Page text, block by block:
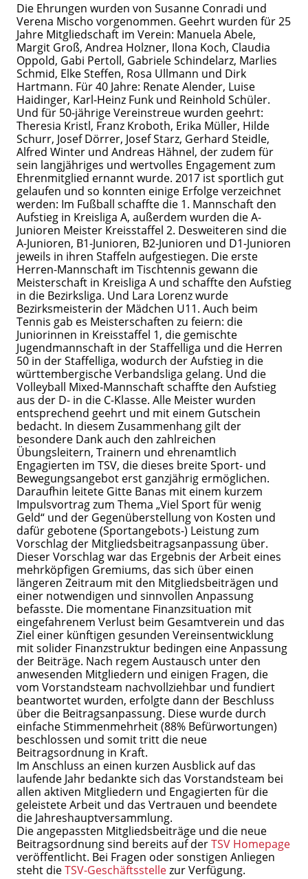
Die Ehrungen wurden von Susanne Conradi und
Verena Mischo vorgenommen. Geehrt wurden für 25
Jahre Mitgliedschaft im Verein: Manuela Abele,
Margit Groß, Andrea Holzner, Ilona Koch, Claudia
Oppold, Gabi Pertoll, Gabriele Schindelarz, Marlies
Schmid, Elke Steffen, Rosa Ullmann und Dirk
Hartmann. Für 40 Jahre: Renate Alender, Luise
Haidinger, Karl-Heinz Funk und Reinhold Schüler.
Und für 50-jährige Vereinstreue wurden geehrt:
Theresia Kristl, Franz Kroboth, Erika Müller, Hilde
Schurr, Josef Dörrer, Josef Starz, Gerhard Steidle,
Alfred Winter und Andreas Hähnel, der zudem für
sein langjähriges und wertvolles Engagement zum
Ehrenmitglied ernannt wurde. 2017 ist sportlich gut
gelaufen und so konnten einige Erfolge verzeichnet
werden: Im Fußball schaffte die 1. Mannschaft den
Aufstieg in Kreisliga A, außerdem wurden die A-
Junioren Meister Kreisstaffel 2. Desweiteren sind die
A-Junioren, B1-Junioren, B2-Junioren und D1-Junioren
jeweils in ihren Staffeln aufgestiegen. Die erste
Herren-Mannschaft im Tischtennis gewann die
Meisterschaft in Kreisliga A und schaffte den Aufstieg
in die Bezirksliga. Und Lara Lorenz wurde
Bezirksmeisterin der Mädchen U11. Auch beim
Tennis gab es Meisterschaften zu feiern: die
Juniorinnen in Kreisstaffel 1, die gemischte
Jugendmannschaft in der Staffelliga und die Herren
50 in der Staffelliga, wodurch der Aufstieg in die
württembergische Verbandsliga gelang. Und die
Volleyball Mixed-Mannschaft schaffte den Aufstieg
aus der D- in die C-Klasse. Alle Meister wurden
entsprechend geehrt und mit einem Gutschein
bedacht. In diesem Zusammenhang gilt der
besondere Dank auch den zahlreichen
Übungsleitern, Trainern und ehrenamtlich
Engagierten im TSV, die dieses breite Sport- und
Bewegungsangebot erst ganzjährig ermöglichen.
Daraufhin leitete Gitte Banas mit einem kurzem
Impulsvortrag zum Thema „Viel Sport für wenig
Geld“ und der Gegenüberstellung von Kosten und
dafür gebotene (Sportangebots-) Leistung zum
Vorschlag der Mitgliedsbeitragsanpassung über.
Dieser Vorschlag war das Ergebnis der Arbeit eines
mehrköpfigen Gremiums, das sich über einen
längeren Zeitraum mit den Mitgliedsbeiträgen und
einer notwendigen und sinnvollen Anpassung
befasste. Die momentane Finanzsituation mit
eingefahrenem Verlust beim Gesamtverein und das
Ziel einer künftigen gesunden Vereinsentwicklung
mit solider Finanzstruktur bedingen eine Anpassung
der Beiträge. Nach regem Austausch unter den
anwesenden Mitgliedern und einigen Fragen, die
vom Vorstandsteam nachvollziehbar und fundiert
beantwortet wurden, erfolgte dann der Beschluss
über die Beitragsanpassung. Diese wurde durch
einfache Stimmenmehrheit (88% Befürwortungen)
beschlossen und somit tritt die neue
Beitragsordnung in Kraft.
Im Anschluss an einen kurzen Ausblick auf das
laufende Jahr bedankte sich das Vorstandsteam bei
allen aktiven Mitgliedern und Engagierten für die
geleistete Arbeit und das Vertrauen und beendete
die Jahreshauptversammlung.
Die angepassten Mitgliedsbeiträge und die neue
Beitragsordnung sind bereits auf derTSV Homepage
veröffentlicht. Bei Fragen oder sonstigen Anliegen
steht dieTSV-Geschäftsstellezur Verfügung.